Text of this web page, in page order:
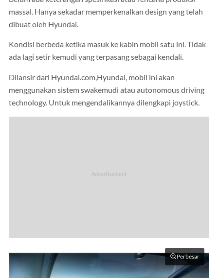
massal. Hanya sekadar memperkenalkan design yang telah
dibuat oleh Hyundai.
Kondisi berbeda ketika masuk ke kabin mobil satu ini. Tidak
ada lagi setir kemudi yang terpasang sebagai kendali.
Dilansir dari Hyundai.com,Hyundai, mobil ini akan
menggunakan sistem swakemudi atau autonomous driving
technology. Untuk mengendalikannya dilengkapi joystick.
Perbesar